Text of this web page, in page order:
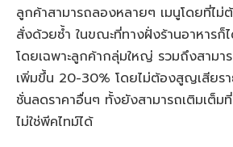
ลูกค้าสามารถลองหลายๆ เมนูโดยที่ไม่
สั่งด้วยซ้ำ ในขณะที่ทางฝั่งร้านอาหารก็
โดยเฉพาะลูกค้ากลุ่มใหญ่ รวมถึงสามา
เพิ่มขึ้น 20-30% โดยไม่ต้องสูญเสียรา
ชั่นลดราคาอื่นๆ ทั้งยังสามารถเติมเต็ม
ไม่ใช่พีคไทม์ได้